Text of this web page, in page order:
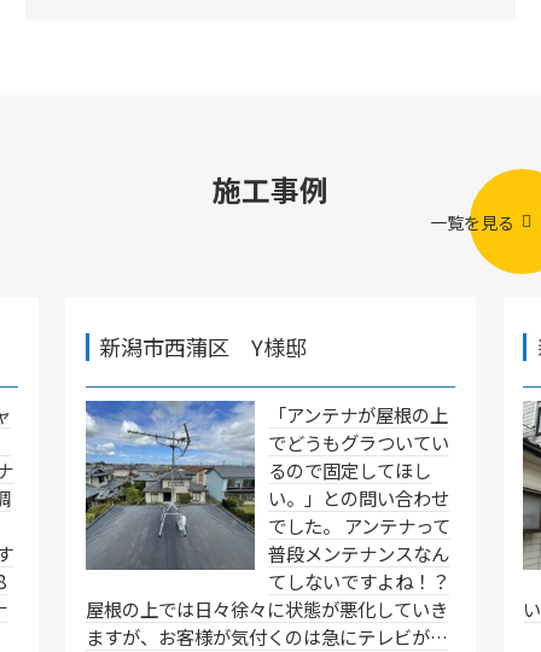
施工事例
一覧を見る
新潟市西蒲区 Y様邸
「アンテナが屋根の上
でどうもグラついてい
るので固定してほし
い。」との問い合わせ
でした。 アンテナって
普段メンテナンスなん
てしないですよね！？
屋根の上では日々徐々に状態が悪化していき
ますが、お客様が気付くのは急にテレビが…